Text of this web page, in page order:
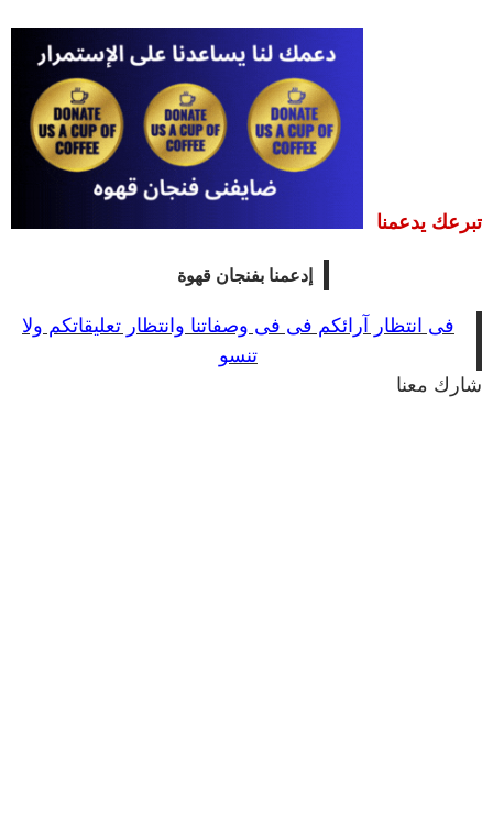
تبرعك يدعمنا
إدعمنا بفنجان قهوة
فى انتظار آرائكم فى فى وصفاتنا وانتظار تعليقاتكم ولا
تنسو
شارك معنا